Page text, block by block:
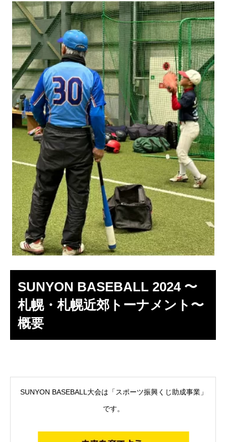
SUNYON BASEBALL 2024 〜
札幌・札幌近郊トーナメント〜
概要
SUNYON BASEBALL大会は「スポーツ振興くじ助成事業」
です。